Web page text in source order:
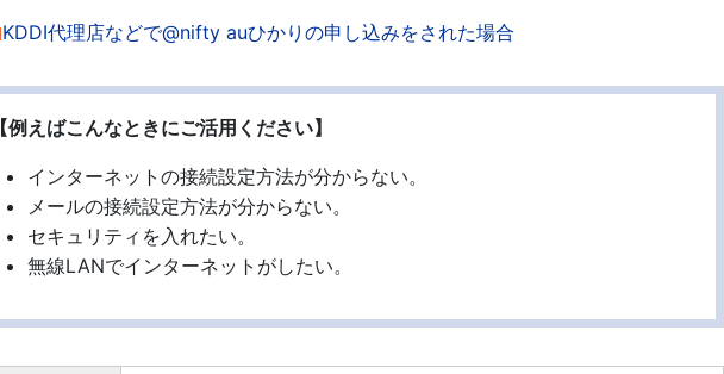
KDDI代理店などで@nifty auひかりの申し込みをされた場合
【例えばこんなときにご活用ください】
インターネットの接続設定方法が分からない。
メールの接続設定方法が分からない。
セキュリティを入れたい。
無線LANでインターネットがしたい。